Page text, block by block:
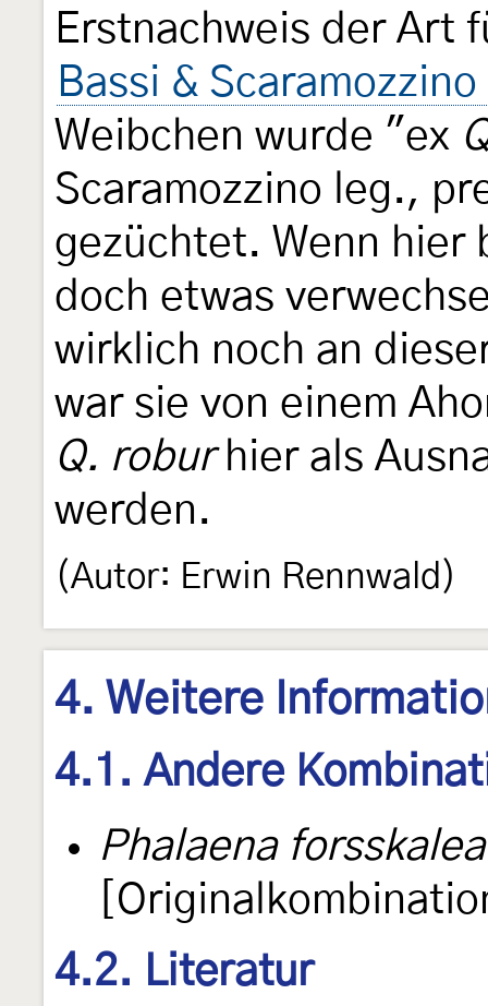
Erstnachweis der Art
Bassi &
Weibchen wurde "ex
Scaramozzino leg.,
gezüchtet. Wenn
doch etwas
wirklich noch an
war sie von einem
Q. roburhier als
werden.
(Autor: Erwin Rennwald)
4. Weitere
4.1. Andere
Phalaena
4.2. Literatur